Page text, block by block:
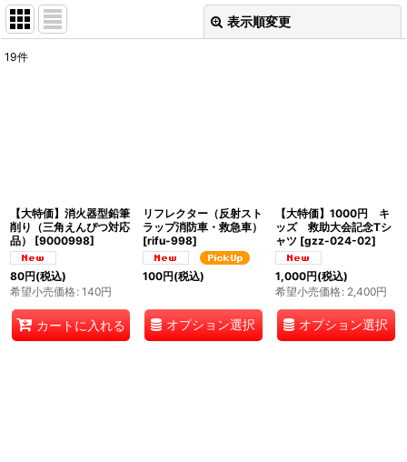
表示順変更
19件
【大特価】消火器型鉛筆
削り（三角えんぴつ対応
品）
[9000998]
80円(税込)
希望小売価格: 140円
カートに入れる
リフレクター（反射スト
ラップ消防車・救急車）
[rifu-998]
100円(税込)
オプション選択
【大特価】1000円 キ
ッズ 救助大会記念Tシ
ャツ [gzz-024-02]
1,000円(税込)
希望小売価格: 2,400円
オプション選択